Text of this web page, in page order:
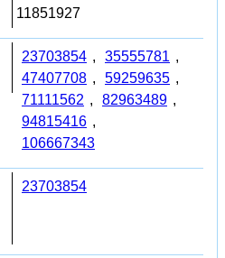
11851927
23703854 , 35555781 ,
47407708 , 59259635 ,
71111562 , 82963489 ,
94815416 ,
106667343
23703854